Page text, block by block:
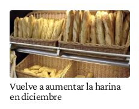
Vuelve a aumentar la harina
en diciembre